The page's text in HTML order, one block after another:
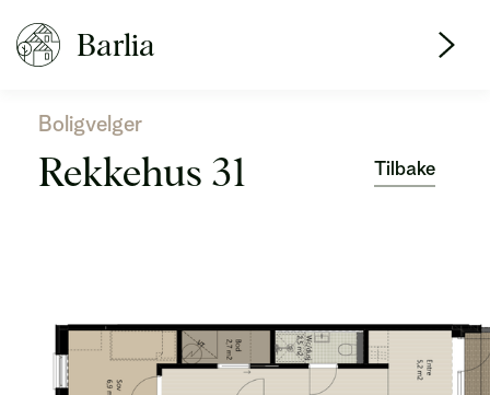
Barlia
Boligvelger
Rekkehus 31 Tilbake